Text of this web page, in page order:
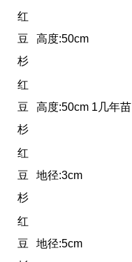
红
豆
杉
高度:50cm
红
豆
杉
高度:50cm 1几年苗
红
豆
杉
地径:3cm
红
豆
地径:5cm